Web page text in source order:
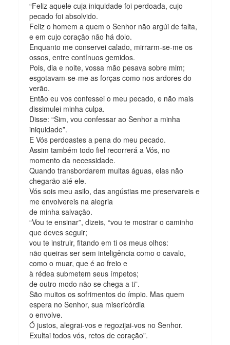
“Feliz aquele cuja iniquidade foi perdoada, cujo
pecado foi absolvido.
Feliz o homem a quem o Senhor não argúi de falta,
e em cujo coração não há dolo.
Enquanto me conservei calado, mirrarm-se-me os
ossos, entre contínuos gemidos.
Pois, dia e noite, vossa mão pesava sobre mim;
esgotavam-se-me as forças como nos ardores do
verão.
Então eu vos confessei o meu pecado, e não mais
dissimulei minha culpa.
Disse: “Sim, vou confessar ao Senhor a minha
iniquidade”.
E Vós perdoastes a pena do meu pecado.
Assim também todo fiel recorrerá a Vós, no
momento da necessidade.
Quando transbordarem muitas águas, elas não
chegarão até ele.
Vós sois meu asilo, das angústias me preservareis e
me envolvereis na alegria
de minha salvação.
“Vou te ensinar”, dizeis, “vou te mostrar o caminho
que deves seguir;
vou te instruir, fitando em ti os meus olhos:
não queiras ser sem inteligência como o cavalo,
como o muar, que é ao freio e
à rédea submetem seus ímpetos;
de outro modo não se chega a ti”.
São muitos os sofrimentos do ímpio. Mas quem
espera no Senhor, sua misericórdia
o envolve.
Ó justos, alegrai-vos e regozijai-vos no Senhor.
Exultai todos vós, retos de coração”.